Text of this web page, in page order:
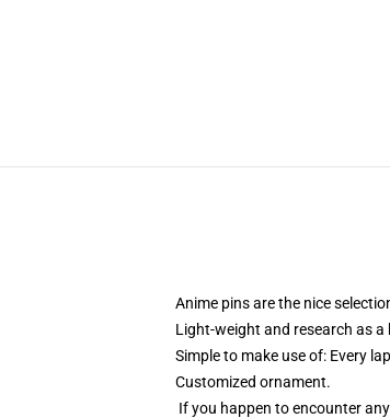
Anime pins are the nice
Light-weight and research as
Simple to make use of: Every
Customized ornament.
If you happen to encounter